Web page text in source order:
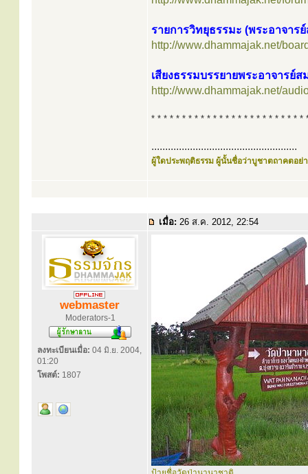
รายการวิทยุธรรมะ (พระอาจาร
http://www.dhammajak.net/
เสียงธรรมบรรยายพระอาจารย์
http://www.dhammajak.net/
* * * * * * * * * * * * * * * * * * * * * * * * *
.....................................................
ผู้ใดประพฤติธรรม ผู้นั้นชื่อว่าบูชาตถาคตอย่า
เมื่อ: 26 ส.ค. 2012, 22:54
webmaster
Moderators-1
ลงทะเบียนเมื่อ: 04 มิ.ย. 2004,
01:20
โพสต์: 1807